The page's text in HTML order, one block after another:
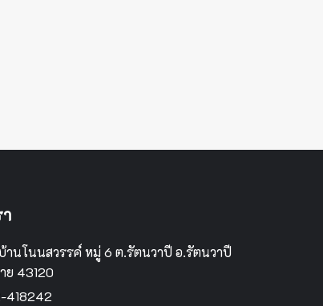
านโนนสวรรค์ หมู่ 6 ต.รัตนวาปี อ.รัตนวาปี
ย 43120
418242